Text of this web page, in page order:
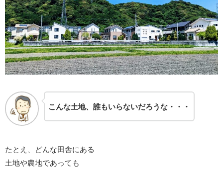
こんな土地、誰もいらないだろうな・・・
たとえ、どんな田舎にある
土地や農地であっても